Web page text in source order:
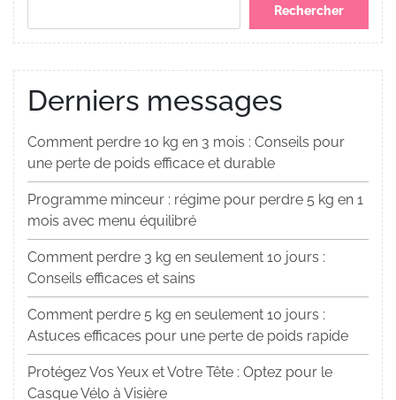
Rechercher
Derniers messages
Comment perdre 10 kg en 3 mois : Conseils pour
une perte de poids efficace et durable
Programme minceur : régime pour perdre 5 kg en 1
mois avec menu équilibré
Comment perdre 3 kg en seulement 10 jours :
Conseils efficaces et sains
Comment perdre 5 kg en seulement 10 jours :
Astuces efficaces pour une perte de poids rapide
Protégez Vos Yeux et Votre Tête : Optez pour le
Casque Vélo à Visière